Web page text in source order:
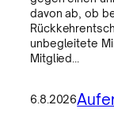
davon ab, ob
unbegleitete
Mitglied…
6.8.2026